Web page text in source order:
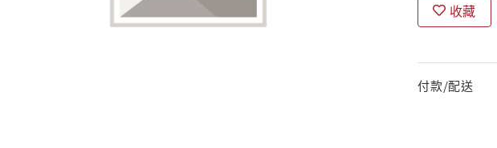
收藏
付款/配送